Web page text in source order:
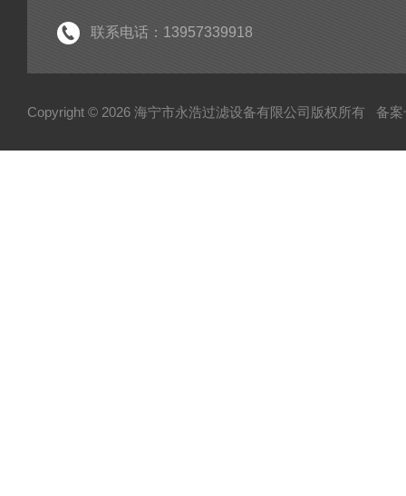
水系及有机微孔滤膜系列
不锈钢配件系列
联系电话：13957339918
Copyright © 2026 海宁市永浩过滤设备有限公司版权所有 备案